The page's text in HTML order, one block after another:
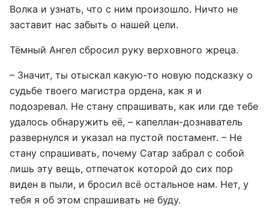
Волка и узнать, что с ним произошло. Ничто не
заставит нас забыть о нашей цели.
Тёмный Ангел сбросил руку верховного жреца.
– Значит, ты отыскал какую-то новую подсказку о
судьбе твоего магистра ордена, как я и
подозревал. Не стану спрашивать, как или где тебе
удалось обнаружить её, – капеллан-дознаватель
развернулся и указал на пустой постамент. – Не
стану спрашивать, почему Сатар забрал с собой
лишь эту вещь, отпечаток которой до сих пор
виден в пыли, и бросил всё остальное нам. Нет, у
тебя я об этом спрашивать не буду.